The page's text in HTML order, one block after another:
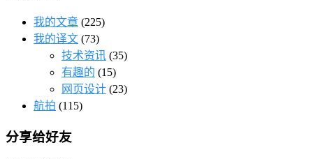
我的文章 (225)
我的译文 (73)
技术资讯 (35)
有趣的 (15)
网页设计 (23)
航拍 (115)
分享给好友